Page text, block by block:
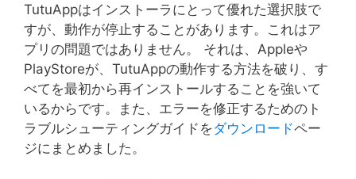
TutuAppはインストーラにとって優れた選択肢で
すが、動作が停止することがあります。これはア
プリの問題ではありません。 それは、Appleや
PlayStoreが、TutuAppの動作する方法を破り、す
べてを最初から再インストールすることを強いて
いるからです。また、エラーを修正するためのト
ラブルシューティングガイドをダウンロードペー
ジにまとめました。